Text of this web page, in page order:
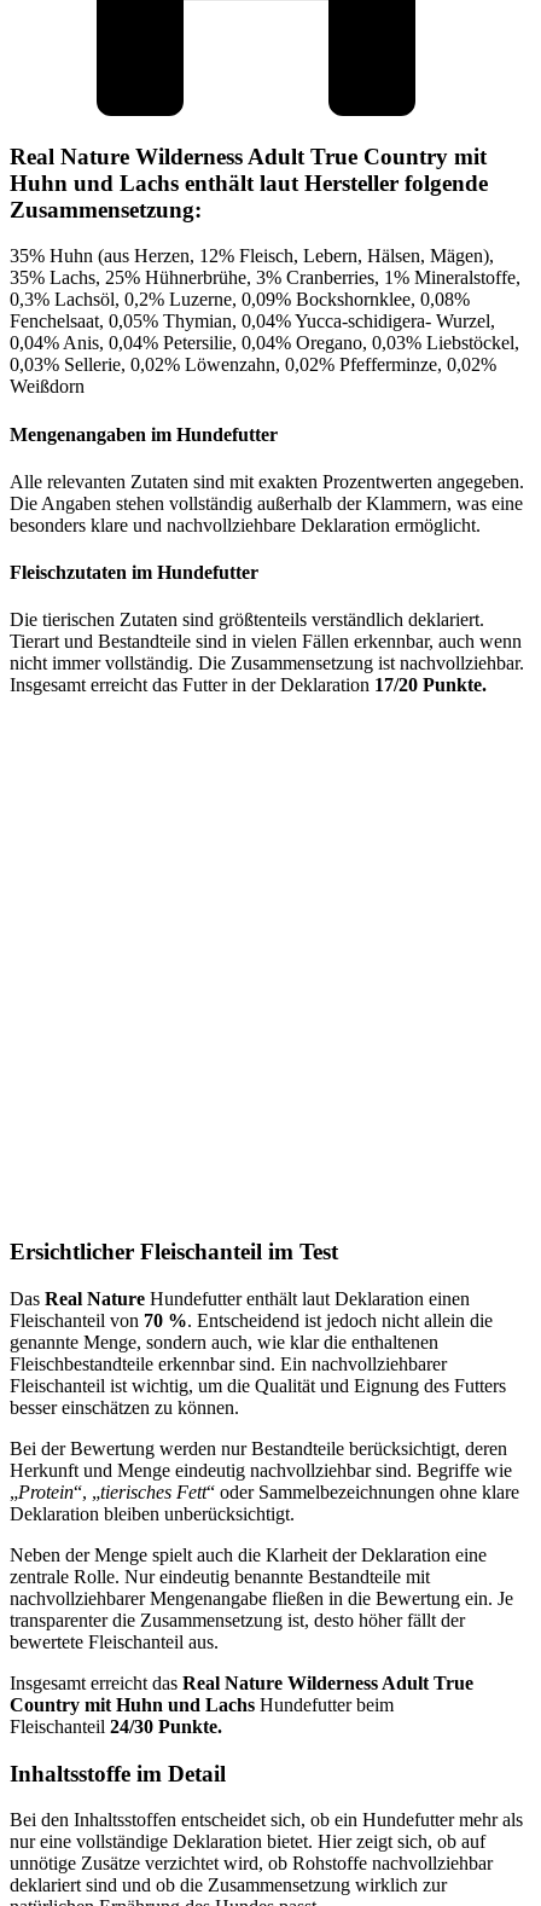
Real Nature Wilderness Adult True Country mit
Huhn und Lachs enthält laut Hersteller folgende
Zusammensetzung:
35% Huhn (aus Herzen, 12% Fleisch, Lebern, Hälsen, Mägen),
35% Lachs, 25% Hühnerbrühe, 3% Cranberries, 1% Mineralstoffe,
0,3% Lachsöl, 0,2% Luzerne, 0,09% Bockshornklee, 0,08%
Fenchelsaat, 0,05% Thymian, 0,04% Yucca-schidigera- Wurzel,
0,04% Anis, 0,04% Petersilie, 0,04% Oregano, 0,03% Liebstöckel,
0,03% Sellerie, 0,02% Löwenzahn, 0,02% Pfefferminze, 0,02%
Weißdorn
Mengenangaben im Hundefutter
Alle relevanten Zutaten sind mit exakten Prozentwerten angegeben.
Die Angaben stehen vollständig außerhalb der Klammern, was eine
besonders klare und nachvollziehbare Deklaration ermöglicht.
Fleischzutaten im Hundefutter
Die tierischen Zutaten sind größtenteils verständlich deklariert.
Tierart und Bestandteile sind in vielen Fällen erkennbar, auch wenn
nicht immer vollständig. Die Zusammensetzung ist nachvollziehbar.
Insgesamt erreicht das Futter in der Deklaration 17/20 Punkte.
Ersichtlicher Fleischanteil im Test
Das Real Nature Hundefutter enthält laut Deklaration einen
Fleischanteil von 70 %. Entscheidend ist jedoch nicht allein die
genannte Menge, sondern auch, wie klar die enthaltenen
Fleischbestandteile erkennbar sind. Ein nachvollziehbarer
Fleischanteil ist wichtig, um die Qualität und Eignung des Futters
besser einschätzen zu können.
Bei der Bewertung werden nur Bestandteile berücksichtigt, deren
Herkunft und Menge eindeutig nachvollziehbar sind. Begriffe wie
„Protein“, „tierisches Fett“ oder Sammelbezeichnungen ohne klare
Deklaration bleiben unberücksichtigt.
Neben der Menge spielt auch die Klarheit der Deklaration eine
zentrale Rolle. Nur eindeutig benannte Bestandteile mit
nachvollziehbarer Mengenangabe fließen in die Bewertung ein. Je
transparenter die Zusammensetzung ist, desto höher fällt der
bewertete Fleischanteil aus.
Insgesamt erreicht das Real Nature Wilderness Adult True
Country mit Huhn und Lachs Hundefutter beim
Fleischanteil 24/30 Punkte.
Inhaltsstoffe im Detail
Bei den Inhaltsstoffen entscheidet sich, ob ein Hundefutter mehr als
nur eine vollständige Deklaration bietet. Hier zeigt sich, ob auf
unnötige Zusätze verzichtet wird, ob Rohstoffe nachvollziehbar
deklariert sind und ob die Zusammensetzung wirklich zur